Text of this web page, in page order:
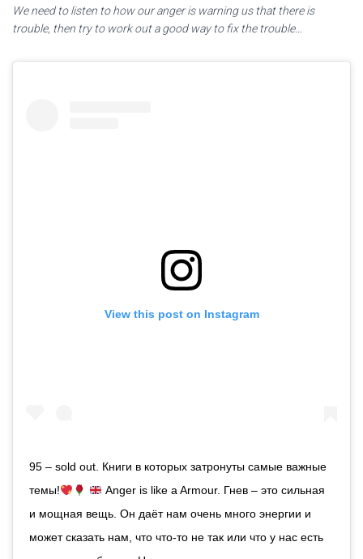
We need to listen to how our anger is warning us that there is
trouble, then try to work out a good way to fix the trouble…
View this post on Instagram
95 – sold out. Книги в которых затронуты самые важные
темы!
Anger is like a Armour. Гнев – это сильная
и мощная вещь. Он даёт нам очень много энергии и
может сказать нам, что что-то не так или что у нас есть